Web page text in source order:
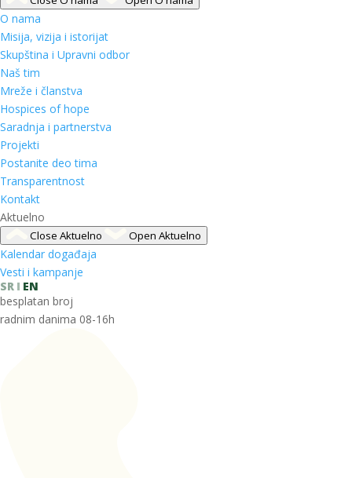
O nama
Misija, vizija i istorijat
Skupština i Upravni odbor
Naš tim
Mreže i članstva
Hospices of hope
Saradnja i partnerstva
Projekti
Postanite deo tima
Transparentnost
Kontakt
Aktuelno
Close Aktuelno Open Aktuelno
Kalendar događaja
Vesti i kampanje
SR
EN
besplatan broj
radnim danima 08-16h